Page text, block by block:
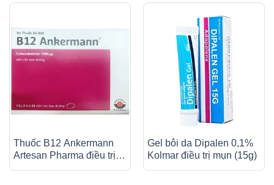
Thuốc B12 Ankermann
Artesan Pharma điều trị
Gel bôi da Dipalen 0,1%
Kolmar điều trị mụn (15g)